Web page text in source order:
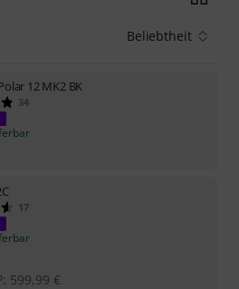
Beliebtheit
12 MK2 BK
34
17
599,99 €